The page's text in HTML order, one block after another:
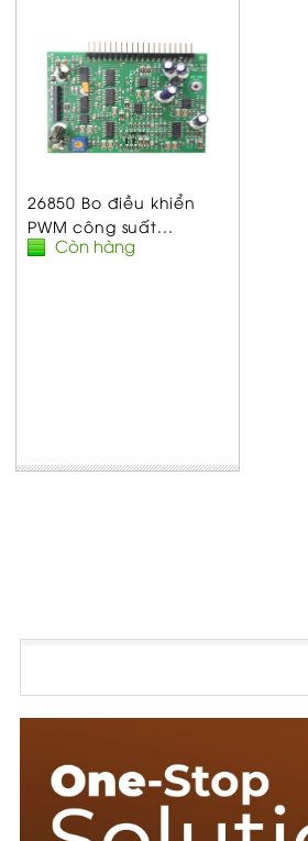
26850 Bo điều khiển
PWM công suất...
Còn hàng